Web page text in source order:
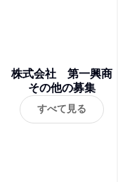
株式会社 第一興商
その他の募集
すべて見る